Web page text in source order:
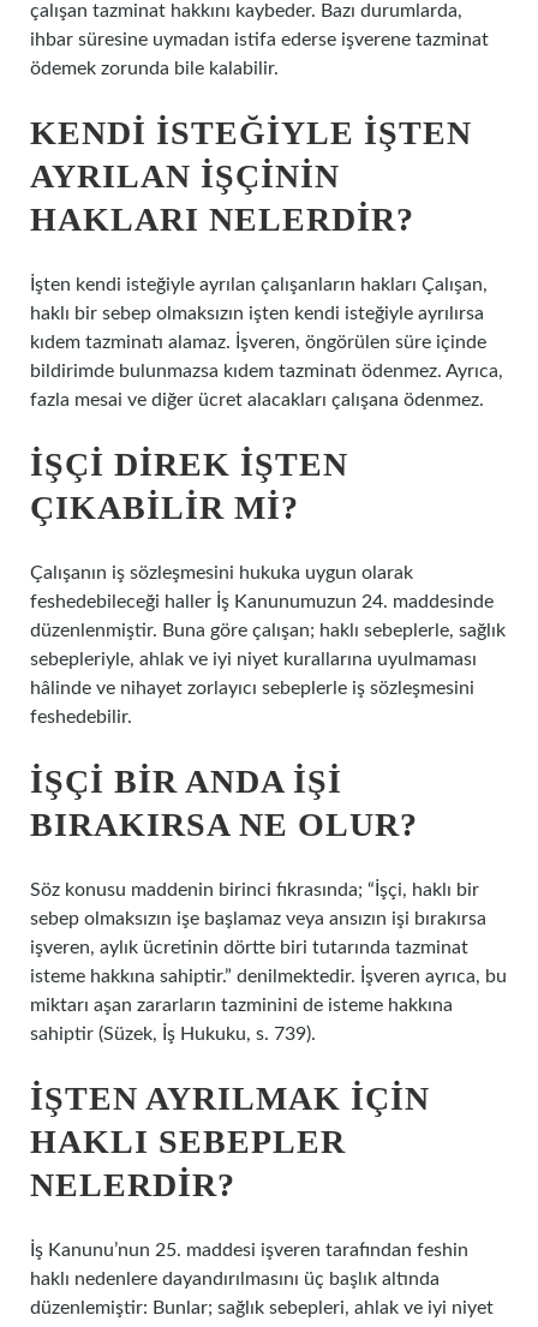
çalışan tazminat hakkını kaybeder. Bazı durumlarda,
ihbar süresine uymadan istifa ederse işverene tazminat
ödemek zorunda bile kalabilir.
KENDI ISTEĞIYLE IŞTEN
AYRILAN IŞÇININ
HAKLARI NELERDIR?
İşten kendi isteğiyle ayrılan çalışanların hakları Çalışan,
haklı bir sebep olmaksızın işten kendi isteğiyle ayrılırsa
kıdem tazminatı alamaz. İşveren, öngörülen süre içinde
bildirimde bulunmazsa kıdem tazminatı ödenmez. Ayrıca,
fazla mesai ve diğer ücret alacakları çalışana ödenmez.
İŞÇI DIREK IŞTEN
ÇIKABILIR MI?
Çalışanın iş sözleşmesini hukuka uygun olarak
feshedebileceği haller İş Kanunumuzun 24. maddesinde
düzenlenmiştir. Buna göre çalışan; haklı sebeplerle, sağlık
sebepleriyle, ahlak ve iyi niyet kurallarına uyulmaması
hâlinde ve nihayet zorlayıcı sebeplerle iş sözleşmesini
feshedebilir.
İŞÇI BIR ANDA IŞI
BIRAKIRSA NE OLUR?
Söz konusu maddenin birinci fıkrasında; “İşçi, haklı bir
sebep olmaksızın işe başlamaz veya ansızın işi bırakırsa
işveren, aylık ücretinin dörtte biri tutarında tazminat
isteme hakkına sahiptir.” denilmektedir. İşveren ayrıca, bu
miktarı aşan zararların tazminini de isteme hakkına
sahiptir (Süzek, İş Hukuku, s. 739).
İŞTEN AYRILMAK IÇIN
HAKLI SEBEPLER
NELERDIR?
İş Kanunu’nun 25. maddesi işveren tarafından feshin
haklı nedenlere dayandırılmasını üç başlık altında
düzenlemiştir: Bunlar; sağlık sebepleri, ahlak ve iyi niyet